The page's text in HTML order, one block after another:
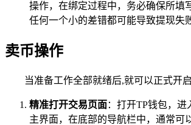
操作，在绑定过程中，务必确保所填
任何一个小的差错都可能导致提现失
卖币操作
当准备工作全部就绪后,就可以正式开
精准打开交易页面：打开TP钱包，
主界面，在底部的导航栏中，通常可